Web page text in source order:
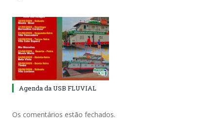
Agenda da USB FLUVIAL
Os comentários estão fechados.